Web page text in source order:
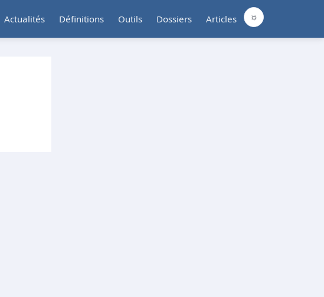
Actualités Définitions Outils Dossiers Articles ☼